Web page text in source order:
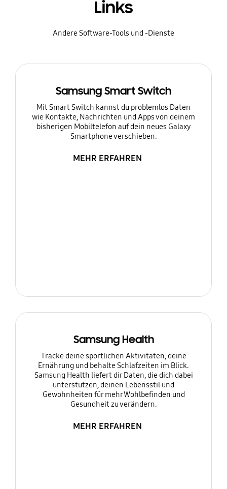
Links
Andere Software-Tools und -Dienste
Samsung Smart Switch
Mit Smart Switch kannst du problemlos Daten
wie Kontakte, Nachrichten und Apps von deinem
bisherigen Mobiltelefon auf dein neues Galaxy
Smartphone verschieben.
MEHR ERFAHREN
Samsung Health
Tracke deine sportlichen Aktivitäten, deine
Ernährung und behalte Schlafzeiten im Blick.
Samsung Health liefert dir Daten, die dich dabei
unterstützen, deinen Lebensstil und
Gewohnheiten für mehr Wohlbefinden und
Gesundheit zu verändern.
MEHR ERFAHREN